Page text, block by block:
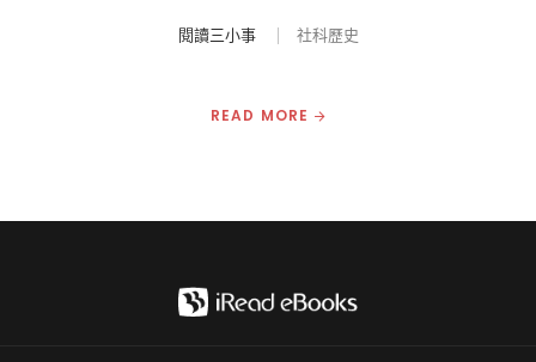
閱讀三小事 社科歷史
READ MORE